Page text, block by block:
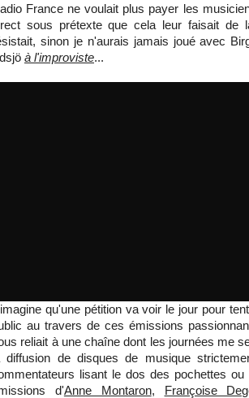
France ne voulait plus payer les
sous prétexte que cela leur faisait de
sinon je n'aurais jamais joué avec
à l'improviste...
qu'une pétition va voir le jour pour
au travers de ces émissions
reliait à une chaîne dont les journées me
diffusion de disques de musique
lisant le dos des pochettes
d'Anne Montaron, Françoise